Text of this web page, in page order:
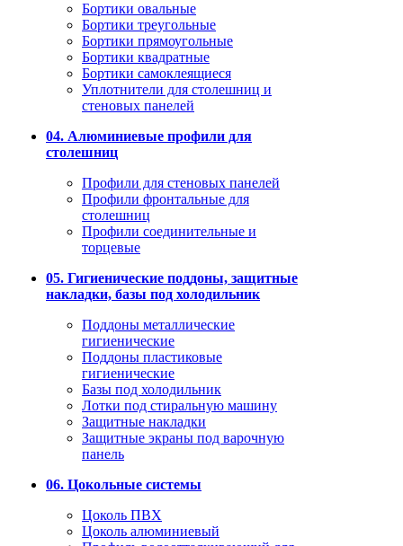
Бортики овальные
Бортики треугольные
Бортики прямоугольные
Бортики квадратные
Бортики самоклеящиеся
Уплотнители для столешниц и
стеновых панелей
04. Алюминиевые профили для
столешниц
Профили для стеновых панелей
Профили фронтальные для
столешниц
Профили соединительные и
торцевые
05. Гигиенические поддоны, защитные
накладки, базы под холодильник
Поддоны металлические
гигиенические
Поддоны пластиковые
гигиенические
Базы под холодильник
Лотки под стиральную машину
Защитные накладки
Защитные экраны под варочную
панель
06. Цокольные системы
Цоколь ПВХ
Цоколь алюминиевый